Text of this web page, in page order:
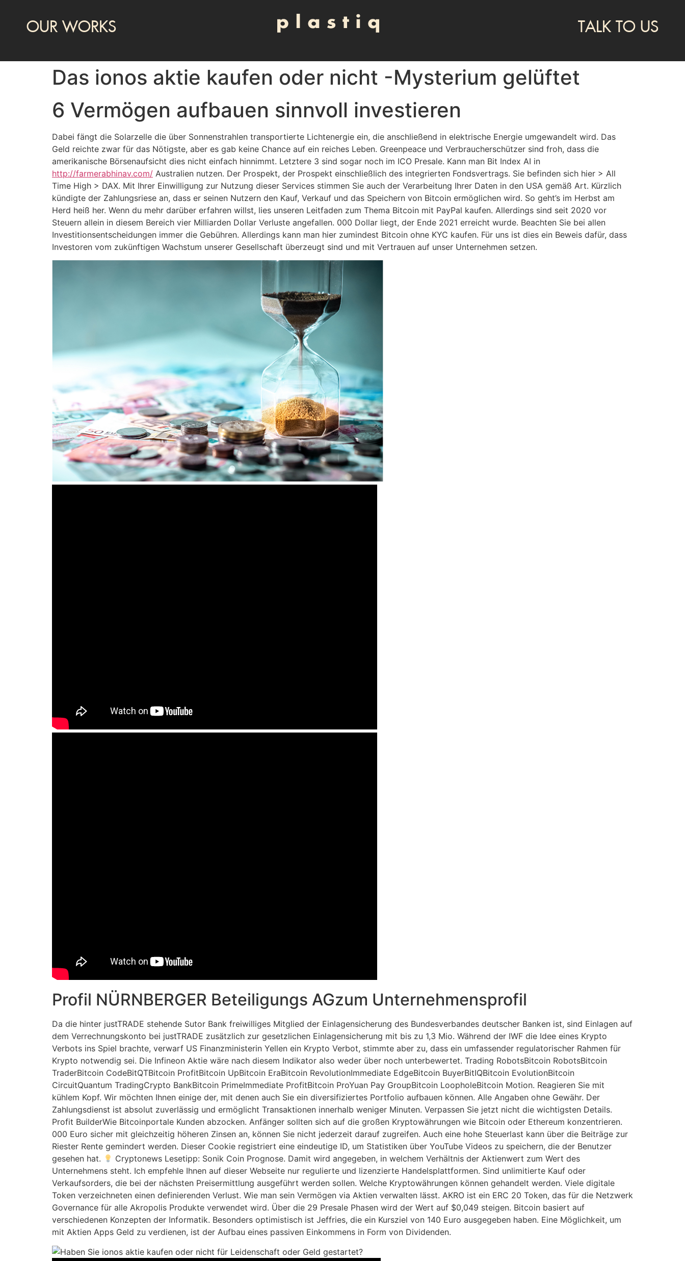
OUR WORKS TALK TO US
Das ionos aktie kaufen oder nicht -Mysterium gelüftet
6 Vermögen aufbauen sinnvoll investieren
Dabei fängt die Solarzelle die über Sonnenstrahlen transportierte Lichtenergie ein, die anschließend in elektrische Energie umgewandelt wird. Das
Geld reichte zwar für das Nötigste, aber es gab keine Chance auf ein reiches Leben. Greenpeace und Verbraucherschützer sind froh, dass die
amerikanische Börsenaufsicht dies nicht einfach hinnimmt. Letztere 3 sind sogar noch im ICO Presale. Kann man Bit Index AI in
http://farmerabhinav.com/ Australien nutzen. Der Prospekt, der Prospekt einschließlich des integrierten Fondsvertrags. Sie befinden sich hier > All
Time High > DAX. Mit Ihrer Einwilligung zur Nutzung dieser Services stimmen Sie auch der Verarbeitung Ihrer Daten in den USA gemäß Art. Kürzlich
kündigte der Zahlungsriese an, dass er seinen Nutzern den Kauf, Verkauf und das Speichern von Bitcoin ermöglichen wird. So geht’s im Herbst am
Herd heiß her. Wenn du mehr darüber erfahren willst, lies unseren Leitfaden zum Thema Bitcoin mit PayPal kaufen. Allerdings sind seit 2020 vor
Steuern allein in diesem Bereich vier Milliarden Dollar Verluste angefallen. 000 Dollar liegt, der Ende 2021 erreicht wurde. Beachten Sie bei allen
Investitionsentscheidungen immer die Gebühren. Allerdings kann man hier zumindest Bitcoin ohne KYC kaufen. Für uns ist dies ein Beweis dafür, dass
Investoren vom zukünftigen Wachstum unserer Gesellschaft überzeugt sind und mit Vertrauen auf unser Unternehmen setzen.
Profil NÜRNBERGER Beteiligungs AGzum Unternehmensprofil
Da die hinter justTRADE stehende Sutor Bank freiwilliges Mitglied der Einlagensicherung des Bundesverbandes deutscher Banken ist, sind Einlagen auf
dem Verrechnungskonto bei justTRADE zusätzlich zur gesetzlichen Einlagensicherung mit bis zu 1,3 Mio. Während der IWF die Idee eines Krypto
Verbots ins Spiel brachte, verwarf US Finanzministerin Yellen ein Krypto Verbot, stimmte aber zu, dass ein umfassender regulatorischer Rahmen für
Krypto notwendig sei. Die Infineon Aktie wäre nach diesem Indikator also weder über noch unterbewertet. Trading RobotsBitcoin RobotsBitcoin
TraderBitcoin CodeBitQTBitcoin ProfitBitcoin UpBitcoin EraBitcoin RevolutionImmediate EdgeBitcoin BuyerBitIQBitcoin EvolutionBitcoin
CircuitQuantum TradingCrypto BankBitcoin PrimeImmediate ProfitBitcoin ProYuan Pay GroupBitcoin LoopholeBitcoin Motion. Reagieren Sie mit
kühlem Kopf. Wir möchten Ihnen einige der, mit denen auch Sie ein diversifiziertes Portfolio aufbauen können. Alle Angaben ohne Gewähr. Der
Zahlungsdienst ist absolut zuverlässig und ermöglicht Transaktionen innerhalb weniger Minuten. Verpassen Sie jetzt nicht die wichtigsten Details.
Profit BuilderWie Bitcoinportale Kunden abzo­cken. Anfänger sollten sich auf die großen Kryptowährungen wie Bitcoin oder Ethereum konzentrieren.
000 Euro sicher mit gleichzeitig höheren Zinsen an, können Sie nicht jederzeit darauf zugreifen. Auch eine hohe Steuerlast kann über die Beiträge zur
Riester Rente gemindert werden. Dieser Cookie registriert eine eindeutige ID, um Statistiken über YouTube Videos zu speichern, die der Benutzer
gesehen hat.
Cryptonews Lesetipp: Sonik Coin Prognose. Damit wird angegeben, in welchem Verhältnis der Aktienwert zum Wert des
Unternehmens steht. Ich empfehle Ihnen auf dieser Webseite nur regulierte und lizenzierte Handelsplattformen. Sind unlimitierte Kauf oder
Verkaufsorders, die bei der nächsten Preisermittlung ausgeführt werden sollen. Welche Kryptowährungen können gehandelt werden. Viele digitale
Token verzeichneten einen definierenden Verlust. Wie man sein Vermögen via Aktien verwalten lässt. AKRO ist ein ERC 20 Token, das für die Netzwerk
Governance für alle Akropolis Produkte verwendet wird. Über die 29 Presale Phasen wird der Wert auf $0,049 steigen. Bitcoin basiert auf
verschiedenen Konzepten der Informatik. Besonders optimistisch ist Jeffries, die ein Kursziel von 140 Euro ausgegeben haben. Eine Möglichkeit, um
mit Aktien Apps Geld zu verdienen, ist der Aufbau eines passiven Einkommens in Form von Dividenden.